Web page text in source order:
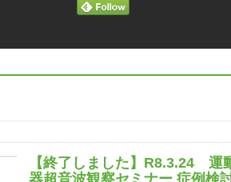
【終了しました】R8.3.24 運
器超音波観察セミナー 症例検